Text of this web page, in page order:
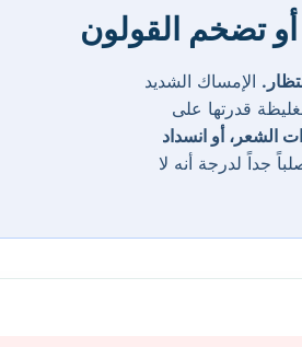
تضخم القولون
الإمساك الشديد
قدرتها على
الشعر، أو انسداد
البراز صلباً جداً لدرجة أنه لا